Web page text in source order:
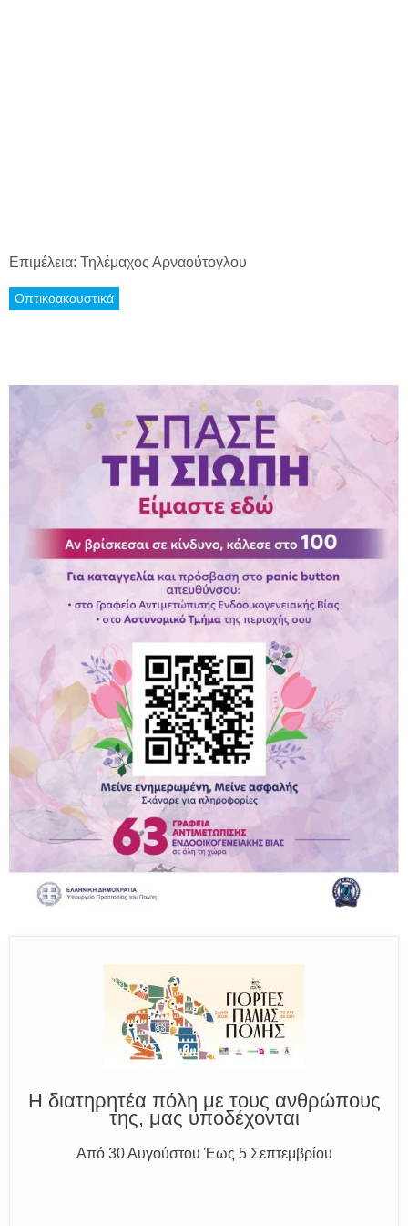
Επιμέλεια: Τηλέμαχος Αρναούτογλου
Οπτικοακουστικά
Η διατηρητέα πόλη με τους ανθρώπους
της, μας υποδέχονται
Παραμένουμε Προσεκτικοί
Καλούμε Άμεσα την Πυροσβεστική στο 199 ή στο 112